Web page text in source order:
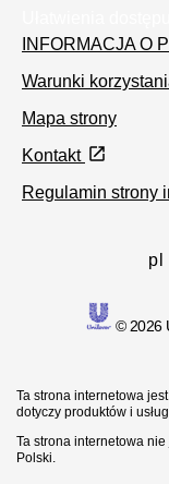
INFORMACJA O
Warunki
Mapa strony
Kontakt
Regulamin strony
pl
© 2026
Ta strona internetowa
dotyczy produktów i
Ta strona internetowa
Polski.